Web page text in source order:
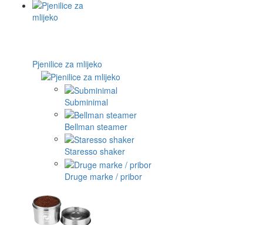
Pjenilice za mlijeko
Subminimal
Bellman steamer
Staresso shaker
Druge marke / pribor